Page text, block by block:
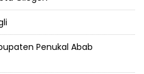
Penukal Abab